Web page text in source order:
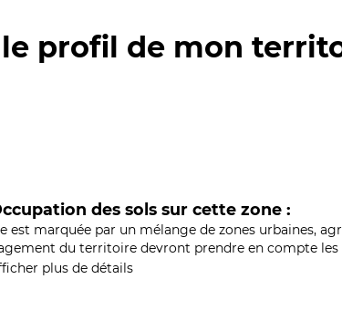
profil de mon
des sols sur cette zone :
est marquée par un mélange de zones urbaines,
du territoire devront prendre en compte les
plus de détails